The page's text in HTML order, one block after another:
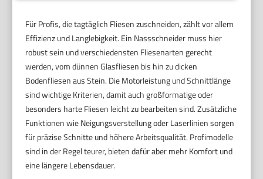
Für Profis, die tagtäglich Fliesen zuschneiden, zählt vor allem
Effizienz und Langlebigkeit. Ein Nassschneider muss hier
robust sein und verschiedensten Fliesenarten gerecht
werden, vom dünnen Glasfliesen bis hin zu dicken
Bodenfliesen aus Stein. Die Motorleistung und Schnittlänge
sind wichtige Kriterien, damit auch großformatige oder
besonders harte Fliesen leicht zu bearbeiten sind. Zusätzliche
Funktionen wie Neigungsverstellung oder Laserlinien sorgen
für präzise Schnitte und höhere Arbeitsqualität. Profimodelle
sind in der Regel teurer, bieten dafür aber mehr Komfort und
eine längere Lebensdauer.